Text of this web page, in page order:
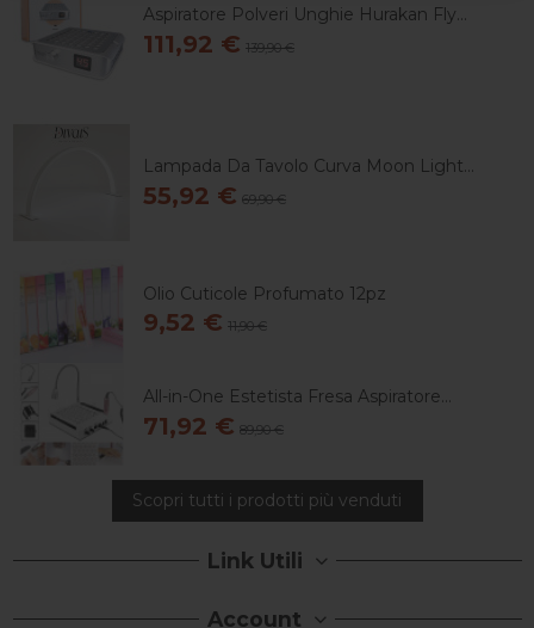
Aspiratore Polveri Unghie Hurakan Fly...
111,92 € 139,90 €
Lampada Da Tavolo Curva Moon Light...
55,92 € 69,90 €
Olio Cuticole Profumato 12pz
9,52 € 11,90 €
All-in-One Estetista Fresa Aspiratore...
71,92 € 89,90 €
Scopri tutti i prodotti più venduti
Link Utili
Account